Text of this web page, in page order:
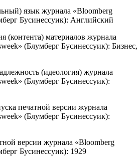
язык журнала «Bloomberg
Бусинессуик): Английский
(контента) материалов журнала
(Блумберг Бусинессуик): Бизнес,
(идеология) журнала
(Блумберг Бусинессуик):
печатной версии журнала
(Блумберг Бусинессуик):
версии журнала «Bloomberg
Бусинессуик): 1929